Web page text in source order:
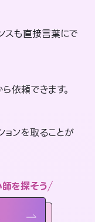
スも直接言葉にで
依頼できます。
ョンを取ることが
を探そう